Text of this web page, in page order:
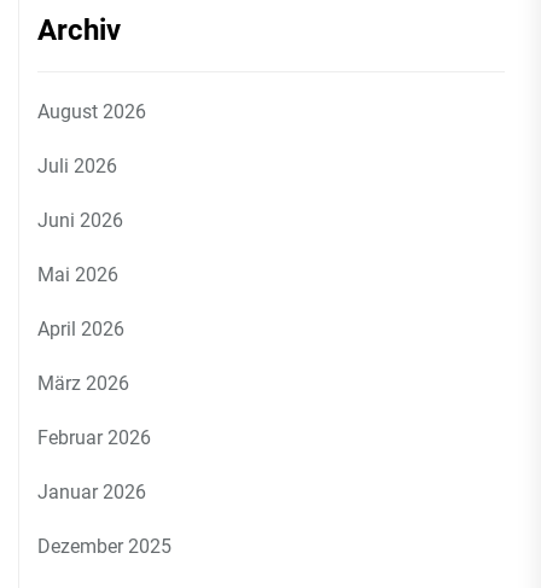
Archiv
August 2026
Juli 2026
Juni 2026
Mai 2026
April 2026
März 2026
Februar 2026
Januar 2026
Dezember 2025